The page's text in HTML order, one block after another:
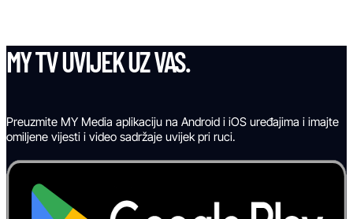
MY TV UVIJEK UZ VAS.
Preuzmite MY Media aplikaciju na Android i iOS uređajima i imajte
omiljene vijesti i video sadržaje uvijek pri ruci.